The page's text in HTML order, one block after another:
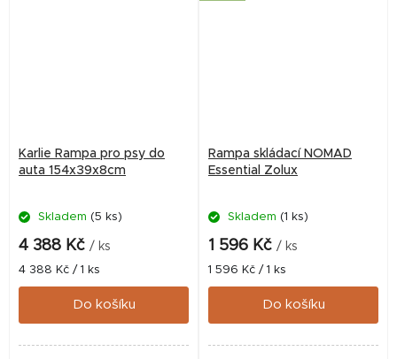
Karlie Rampa pro psy do
auta 154x39x8cm
Skladem (5 ks)
4 388 Kč / ks
Měrná
cena:
4 388 Kč / 1 ks
Do košíku
Rampa skládací NOMAD
Essential Zolux
Skladem (1 ks)
1 596 Kč / ks
Měrná
cena:
1 596 Kč / 1 ks
Do košíku